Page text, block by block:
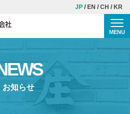
MENU
JP EN CH KR
お知らせ